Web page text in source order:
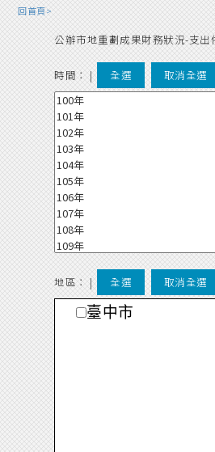
回首頁>
公辦市地重劃成果財務狀況-支出
時間： | 全選 取消全選
地區： | 全選 取消全選
臺中市